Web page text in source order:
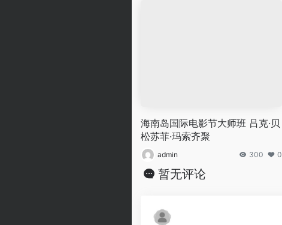
海南岛国际电影节大师班 吕克·贝
松苏菲·玛索齐聚
admin 300 0
暂无评论